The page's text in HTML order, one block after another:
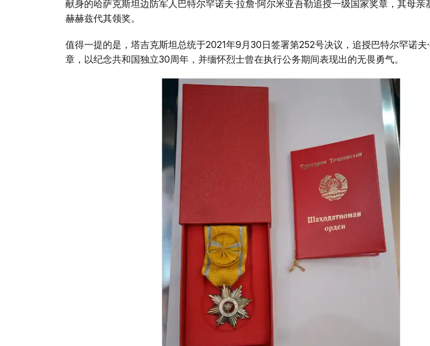
献身的哈萨克斯坦边防军人巴特尔罕诺夫·拉詹·阿尔米亚吾勒追授一级国家奖章，其母亲
赫赫兹代其领奖。
值得一提的是，塔吉克斯坦总统于2021年9月30日签署第252号决议，追授巴特尔罕诺夫
章，以纪念共和国独立30周年，并缅怀烈士曾在执行公务期间表现出的无畏勇气。